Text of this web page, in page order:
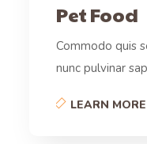
Pet Food
Commodo quis
nunc pulvinar
LEARN MORE